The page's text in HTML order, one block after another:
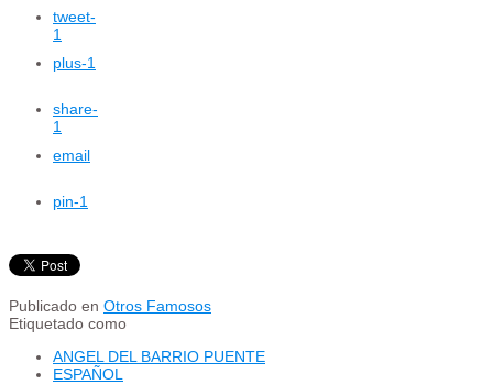
tweet-
1
plus-1
share-
1
email
pin-1
Publicado en Otros Famosos
Etiquetado como
ANGEL DEL BARRIO PUENTE
ESPAÑOL